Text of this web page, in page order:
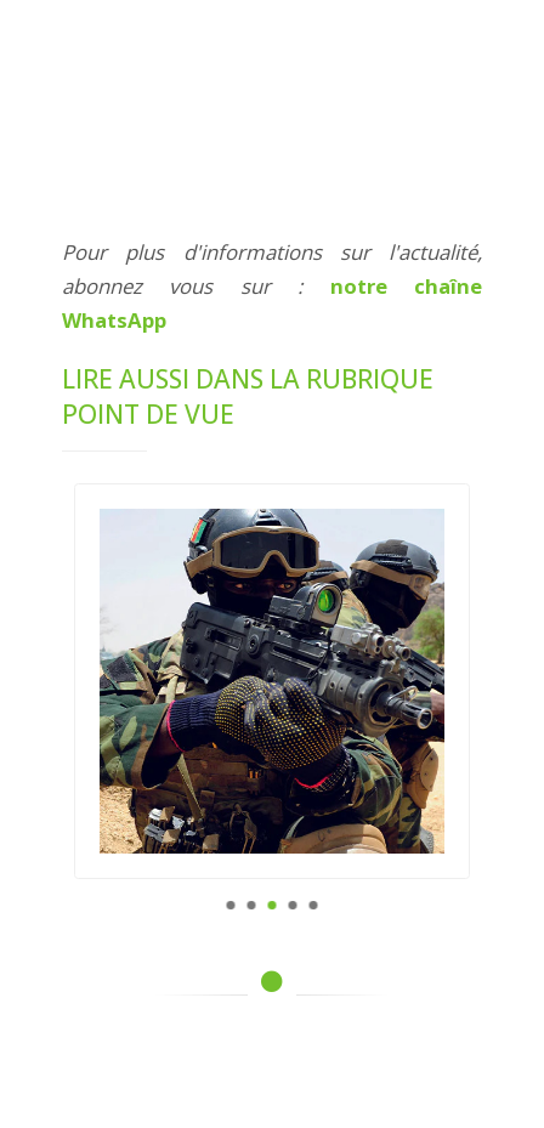
Pour plus d'informations sur l'actualité,
abonnez vous sur : notre chaîne
WhatsApp
LIRE AUSSI DANS LA RUBRIQUE
POINT DE VUE